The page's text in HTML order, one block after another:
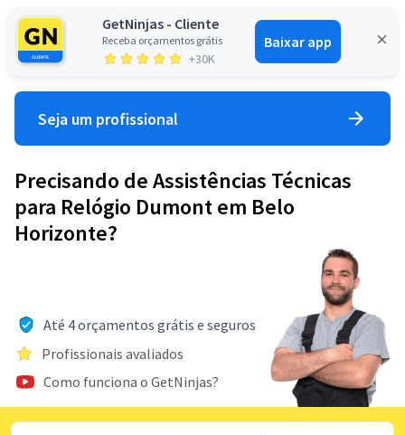
GetNinjas - Cliente
Receba orçamentos grátis
+30K
Baixar app
Entrar
Seja um profissional
Precisando de Assistências Técnicas
para Relógio Dumont em Belo
Horizonte?
Até 4 orçamentos grátis e seguros
Profissionais avaliados
Como funciona o GetNinjas?